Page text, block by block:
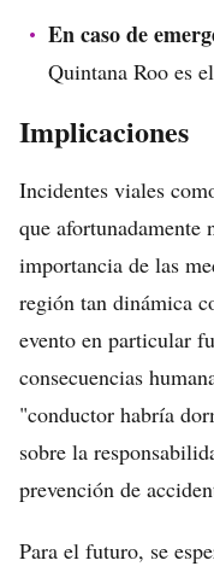
En caso de
Quintana Roo es
Implicaciones
Incidentes viales
que afortunadamente
importancia de las
región tan dinámica
evento en particular
consecuencias
"conductor habría
sobre la
prevención de
Para el futuro, se